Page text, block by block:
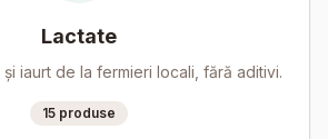
Lactate
iaurt de la fermieri locali, fără aditivi.
15 produse